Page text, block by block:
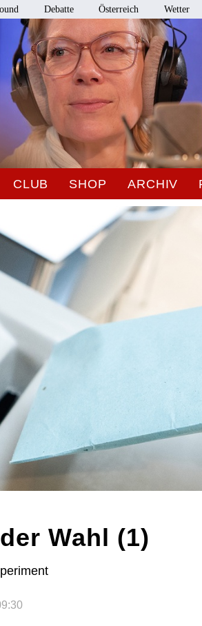
Debatte Österreich Wetter
CLUB SHOP ARCHIV
Wahl (1)